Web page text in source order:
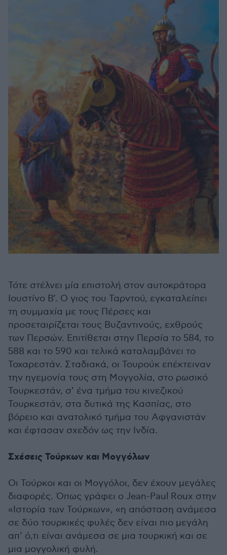
Τότε στέλνει μία επιστολή στον αυτοκράτορα
Ιουστίνο Β’. Ο γιος του Ταρντού, εγκαταλείπει
τη συμμαχία με τους Πέρσες και
προσεταιρίζεται τους Βυζαντινούς, εχθρούς
των Περσών. Επιτίθεται στην Περσία το 584, το
588 και το 590 και τελικά καταλαμβάνει το
Τοχαρεστάν. Σταδιακά, οι Τουρούκ επέκτειναν
την ηγεμονία τους στη Μογγολία, στο ρωσικό
Τουρκεστάν, σ’ ένα τμήμα του κινεζικού
Τουρκεστάν, στα δυτικά της Κασπίας, στο
βόρειο και ανατολικό τμήμα του Αφγανιστάν
και έφτασαν σχεδόν ως την Ινδία.
Σχέσεις Τούρκων και Μογγόλων
Οι Τούρκοι και οι Μογγόλοι, δεν έχουν μεγάλες
διαφορές. Όπως γράφει ο Jean-Paul Roux στην
«Ιστορία των Τούρκων», «η απόσταση ανάμεσα
σε δύο τουρκικές φυλές δεν είναι πιο μεγάλη
απ’ ό,τι είναι ανάμεσα σε μια τουρκική και σε
μια μογγολική φυλή.